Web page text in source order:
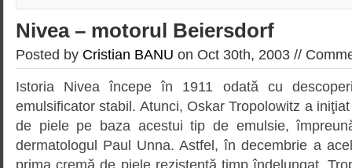
Nivea – motorul Beiersdorf
Posted by Cristian BANU on Oct 30th, 2003 //
Istoria Nivea începe în 1911 odată cu
emulsificator stabil. Atunci, Oskar Tropolowitz a
de piele pe baza acestui tip de emulsie,
dermatologul Paul Unna. Astfel, în decembrie a
prima cremă de piele rezistentă timp îndelungat.